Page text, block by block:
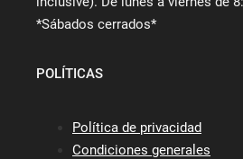
*Sábados cerrados*
POLÍTICAS
Política de privacidad
Condiciones generales